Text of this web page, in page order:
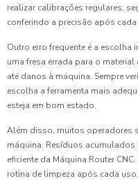
realizar calibrações regulares,
conferindo a precisão após cada
Outro erro frequente é a escolha
uma fresa errada para o
até danos à máquina. Sempre
escolha a ferramenta mais
esteja em bom estado.
Além disso, muitos operadores
máquina. Resíduos
eficiente da Máquina Router
rotina de limpeza após cada